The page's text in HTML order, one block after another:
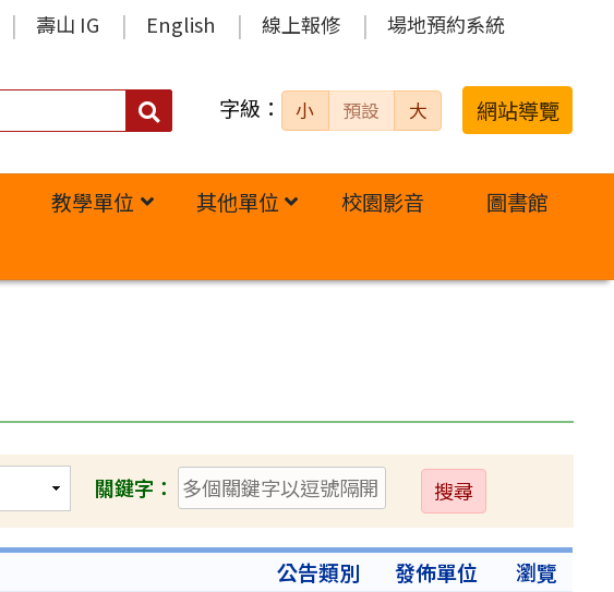
壽山 IG English 線上報修 場地預約系統
搜
字級： 小 預設 大 網站導覽
教學單位 其他單位 校園影音
圖書館
關鍵字：
送
出
公告類別 發佈單位
瀏覽